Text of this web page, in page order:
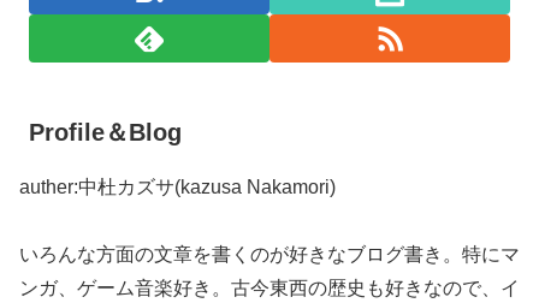
Profile＆Blog
auther:中杜カズサ(kazusa Nakamori)
いろんな方面の文章を書くのが好きなブログ書き。特にマ
ンガ、ゲーム音楽好き。古今東西の歴史も好きなので、イ